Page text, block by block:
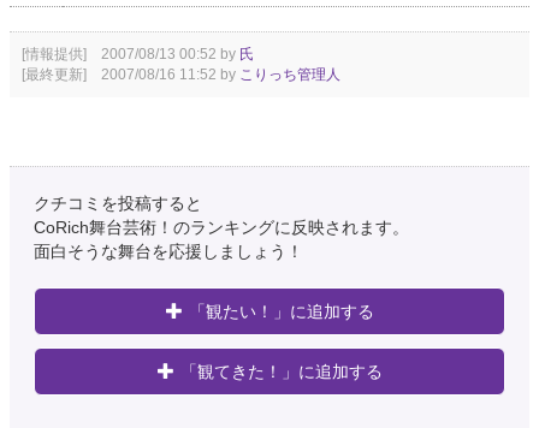
[情報提供] 2007/08/13 00:52 by 氏
[最終更新] 2007/08/16 11:52 by こりっち管理人
クチコミを投稿すると
CoRich舞台芸術！のランキングに反映されます。
面白そうな舞台を応援しましょう！
「観たい！」に追加する
「観てきた！」に追加する